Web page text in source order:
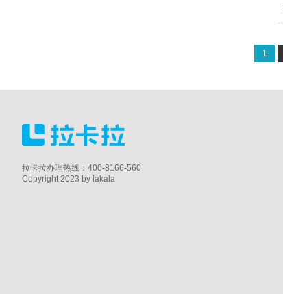
1
拉卡拉办理热线：400-8166-560
Copyright 2023 by lakala